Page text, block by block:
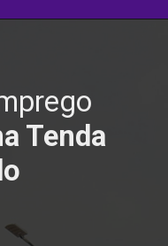
Tenda